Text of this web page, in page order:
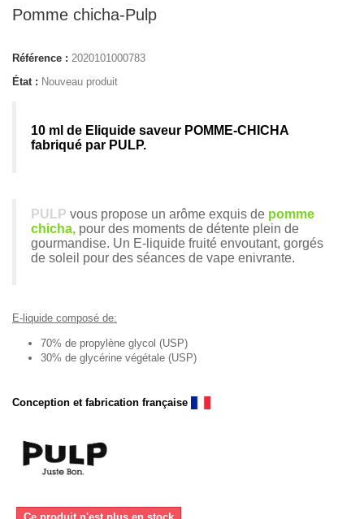
Pomme chicha-Pulp
Référence : 2020101000783
État : Nouveau produit
10 ml de Eliquide saveur POMME-CHICHA
fabriqué par PULP.
PULP vous propose un arôme exquis de pomme
chicha, pour des moments de détente plein de
gourmandise. Un E-liquide fruité envoutant, gorgés
de soleil pour des séances de vape enivrante.
E-liquide composé de:
70% de propylène glycol (USP)
30% de glycérine végétale (USP)
Conception et fabrication française